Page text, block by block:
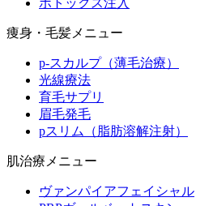
痩身・毛髪メニュー
p-スカルプ（薄毛治療）
光線療法
育毛サプリ
眉毛発毛
pスリム（脂肪溶解注射）
肌治療メニュー
ヴァンパイアフェイシャル